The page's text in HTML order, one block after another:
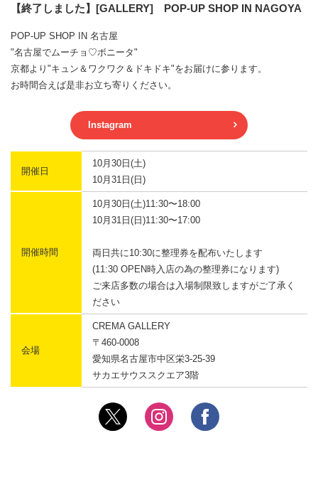
【終了しました】[GALLERY] POP-UP SHOP IN NAGOYA
POP-UP SHOP IN 名古屋
"名古屋でムーチョ♡ボニータ"
京都より"キュン＆ワクワク＆ドキドキ"をお届けに参ります。
お時間合えば是非お立ち寄りください。
Instagram
開催日
10月30日(土)
10月31日(日)
開催時間
10月30日(土)11:30〜18:00
10月31日(日)11:30〜17:00
両日共に10:30に整理券を配布いたします
(11:30 OPEN時入店の為の整理券になります)
ご来店多数の場合は入場制限致しますがご了承く
ださい
会場
CREMA GALLERY
〒460-0008
愛知県名古屋市中区栄3-25-39
サカエサウススクエア3階